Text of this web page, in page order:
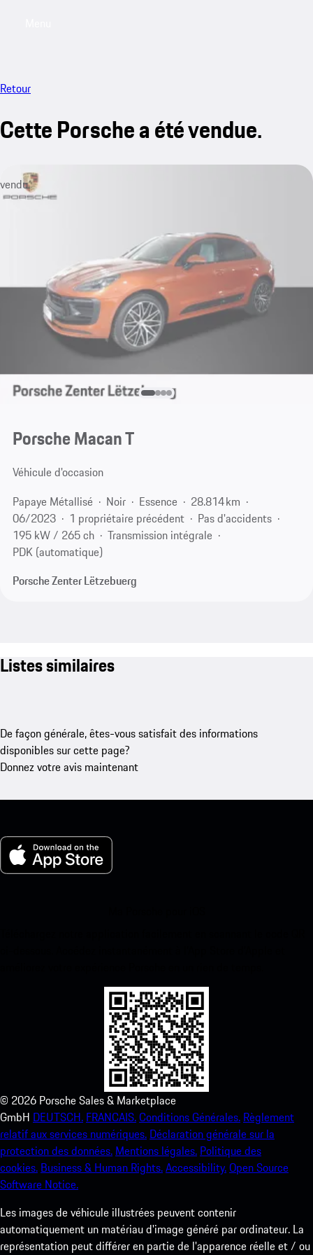
Retour
Cette Porsche a été vendue.
vendu
Porsche Macan T
Véhicule d'occasion
Papaye Métallisé
Noir Essence
28.814 km
06/2023
1 propriétaire précédent
Pas d'accidents
195 kW / 265 ch
Transmission intégrale
PDK (automatique)
Porsche Zenter Lëtzebuerg
Listes similaires
De façon générale, êtes-vous satisfait des informations
disponibles sur cette page?
Donnez votre avis maintenant
© 2026 Porsche Sales & Marketplace
GmbH DEUTSCH. FRANCAIS.Conditions Générales. Règlement
relatif aux services numériques. Déclaration générale sur la
protection des données. Mentions légales. Politique des
cookies. Business & Human Rights.Accessibility.Open Source
Software Notice.
Les images de véhicule illustrées peuvent contenir
automatiquement un matériau d'image généré par ordinateur. La
représentation peut différer en partie de l'apparence réelle et / ou